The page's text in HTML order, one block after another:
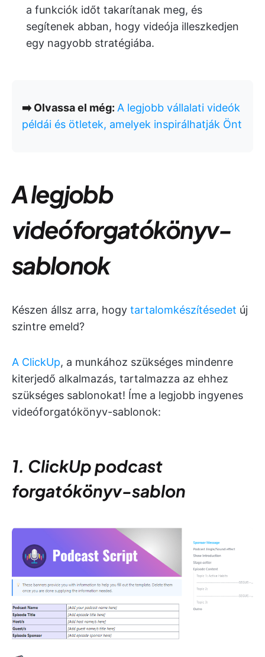
a funkciók időt takarítanak meg, és
segítenek abban, hogy videója illeszkedjen
egy nagyobb stratégiába.
➡️ Olvassa el még: A legjobb vállalati videók
példái és ötletek, amelyek inspirálhatják Önt
A legjobb
videóforgatókönyv-
sablonok
Készen állsz arra, hogy tartalomkészítésedet új
szintre emeld?
A ClickUp, a munkához szükséges mindenre
kiterjedő alkalmazás, tartalmazza az ehhez
szükséges sablonokat! Íme a legjobb ingyenes
videóforgatókönyv-sablonok:
1. ClickUp podcast
forgatókönyv-sablon